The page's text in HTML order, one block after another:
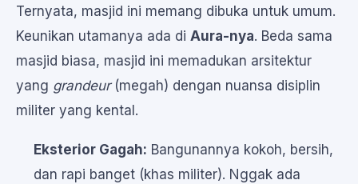
Ternyata, masjid ini memang dibuka untuk umum.
Keunikan utamanya ada di Aura-nya. Beda sama
masjid biasa, masjid ini memadukan arsitektur
yang grandeur(megah) dengan nuansa disiplin
militer yang kental.
Eksterior Gagah: Bangunannya kokoh, bersih,
dan rapi banget (khas militer). Nggak ada